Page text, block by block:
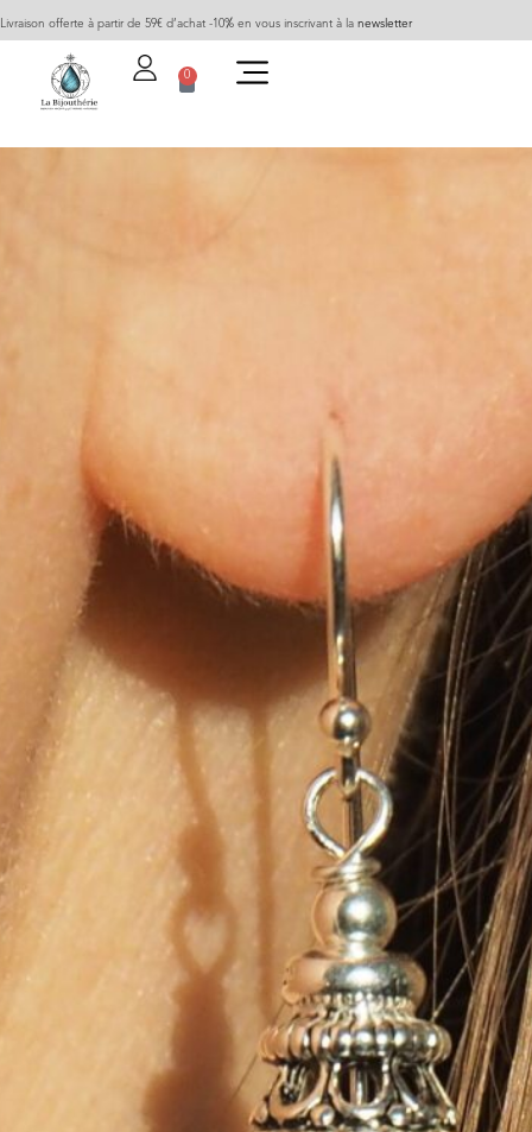
Livraison offerte à partir de 59€ d’achat -10% en vous inscrivant à la newsletter
0